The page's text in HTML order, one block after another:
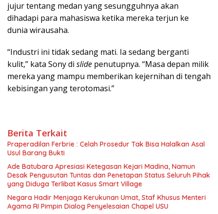
jujur tentang medan yang sesungguhnya akan
dihadapi para mahasiswa ketika mereka terjun ke
dunia wirausaha.
“Industri ini tidak sedang mati. Ia sedang berganti
kulit,” kata Sony di slide penutupnya. “Masa depan milik
mereka yang mampu memberikan kejernihan di tengah
kebisingan yang terotomasi.”
Berita Terkait
Praperadilan Ferbrie : Celah Prosedur Tak Bisa Halalkan Asal
Usul Barang Bukti
Ade Batubara Apresiasi Ketegasan Kejari Madina, Namun
Desak Pengusutan Tuntas dan Penetapan Status Seluruh Pihak
yang Diduga Terlibat Kasus Smart Village
Negara Hadir Menjaga Kerukunan Umat, Staf Khusus Menteri
Agama RI Pimpin Dialog Penyelesaian Chapel USU